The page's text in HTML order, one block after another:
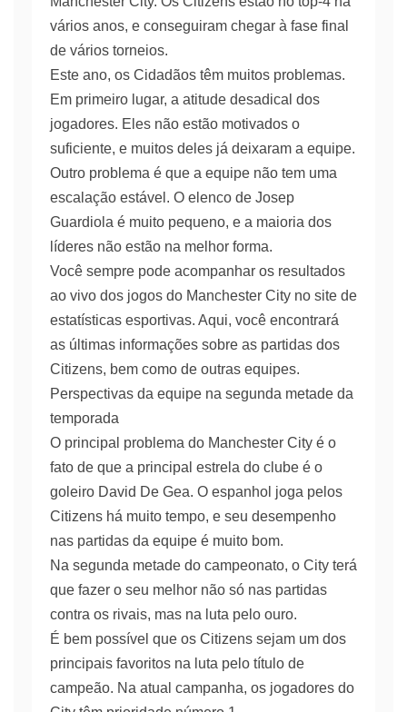
vários anos, e conseguiram chegar à fase final
de vários torneios.
Este ano, os Cidadãos têm muitos problemas.
Em primeiro lugar, a atitude desadical dos
jogadores. Eles não estão motivados o
suficiente, e muitos deles já deixaram a equipe.
Outro problema é que a equipe não tem uma
escalação estável. O elenco de Josep
Guardiola é muito pequeno, e a maioria dos
líderes não estão na melhor forma.
Você sempre pode acompanhar os resultados
ao vivo dos jogos do Manchester City no site de
estatísticas esportivas. Aqui, você encontrará
as últimas informações sobre as partidas dos
Citizens, bem como de outras equipes.
Perspectivas da equipe na segunda metade da
temporada
O principal problema do Manchester City é o
fato de que a principal estrela do clube é o
goleiro David De Gea. O espanhol joga pelos
Citizens há muito tempo, e seu desempenho
nas partidas da equipe é muito bom.
Na segunda metade do campeonato, o City terá
que fazer o seu melhor não só nas partidas
contra os rivais, mas na luta pelo ouro.
É bem possível que os Citizens sejam um dos
principais favoritos na luta pelo título de
campeão. Na atual campanha, os jogadores do